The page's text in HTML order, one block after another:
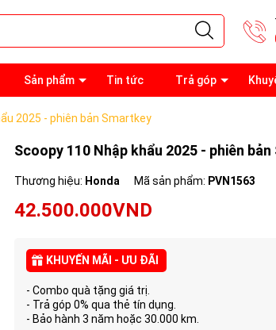
Sản phẩm Tin tức Trả góp
2025 - phiên bản Smartkey
Scoopy 110 Nhập khẩu 2025 - phiên
Thương hiệu: Honda Mã sản phẩm: PVN1563
42.500.000VND
KHUYẾN MÃI - ƯU ĐÃI
- Combo quà tặng giá trị.
- Trả góp 0% qua thẻ tín dụng.
- Bảo hành 3 năm hoặc 30.000 km.